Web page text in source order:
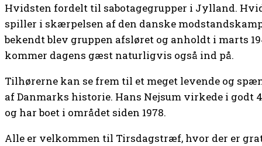
Hvidsten fordelt til sabotagegrupper i Jylland.
spiller i skærpelsen af den danske
bekendt blev gruppen afsløret og anholdt i marts
kommer dagens gæst naturligvis også ind på.
Tilhørerne kan se frem til et meget levende og
af Danmarks historie. Hans Nejsum virkede i godt
og har boet i området siden 1978.
Alle er velkommen til Tirsdagstræf, hvor der er